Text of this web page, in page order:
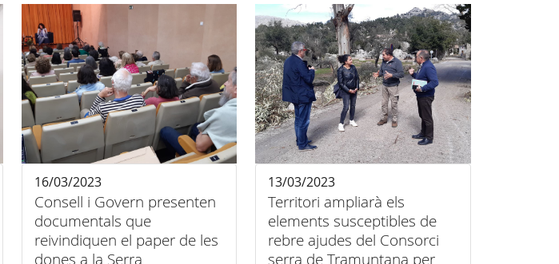
Consell i Govern presenten
documentals que
reivindiquen el paper de les
dones a la Serra
16/03/2023
Territori ampliarà els
elements susceptibles de
rebre ajudes del Consorci
serra de Tramuntana per
13/03/2023